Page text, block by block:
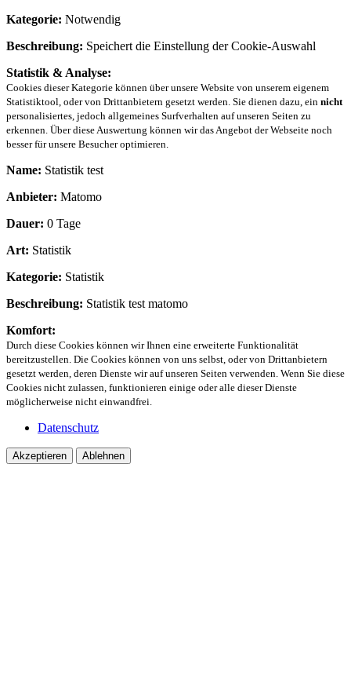
Kategorie: Notwendig
Beschreibung: Speichert die Einstellung der Cookie-Auswahl
Statistik & Analyse:
Cookies dieser Kategorie können über unsere Website von unserem eigenem
Statistiktool, oder von Drittanbietern gesetzt werden. Sie dienen dazu, ein nicht
personalisiertes, jedoch allgemeines Surfverhalten auf unseren Seiten zu
erkennen. Über diese Auswertung können wir das Angebot der Webseite noch
besser für unsere Besucher optimieren.
Name: Statistik test
Anbieter: Matomo
Dauer: 0 Tage
Art: Statistik
Kategorie: Statistik
Beschreibung: Statistik test matomo
Komfort:
Durch diese Cookies können wir Ihnen eine erweiterte Funktionalität
bereitzustellen. Die Cookies können von uns selbst, oder von Drittanbietern
gesetzt werden, deren Dienste wir auf unseren Seiten verwenden. Wenn Sie diese
Cookies nicht zulassen, funktionieren einige oder alle dieser Dienste
möglicherweise nicht einwandfrei.
Datenschutz
Akzeptieren Ablehnen